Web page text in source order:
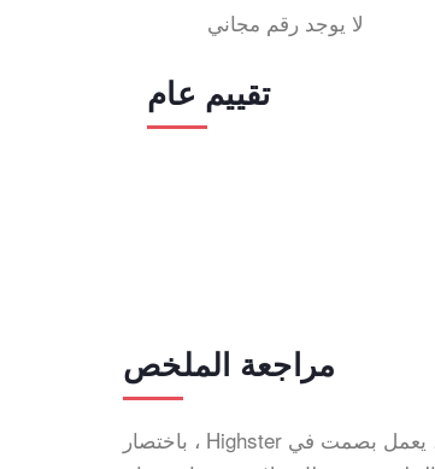
لا يوجد رقم مجاني
تقييم عام
مراجعة الملخص
باختصار ، Highster هو تطبيق تتبع يوفر العديد من خيارات التتبع على المستوى الأساسي. بمجرد التثبيت ، يعمل بصمت في